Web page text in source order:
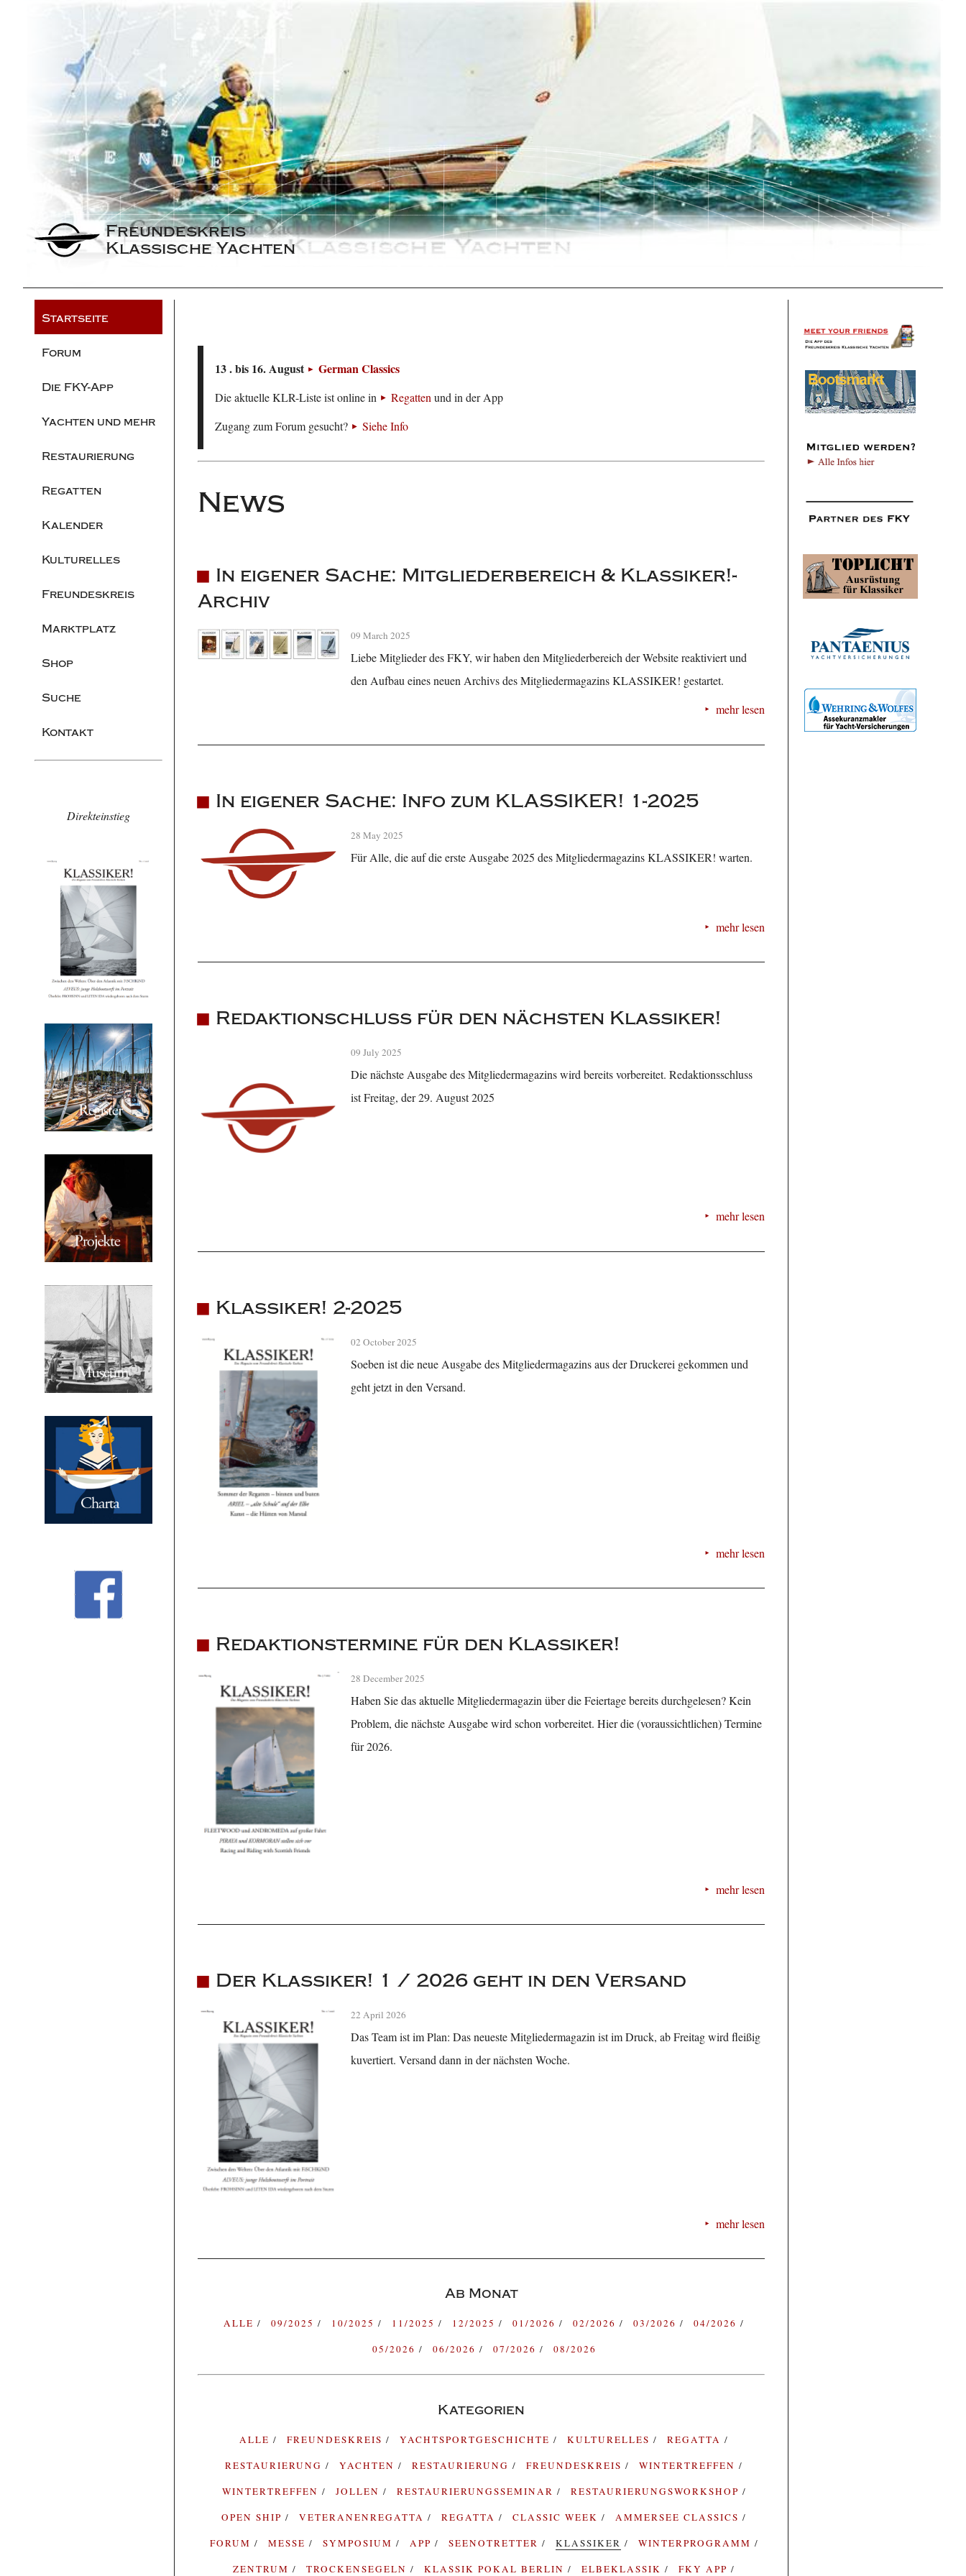
Freundeskreis
Klassische Yachten
Startseite
Forum
Die FKY-App
Yachten und mehr
Restaurierung
Regatten
Kalender
Kulturelles
Freundeskreis
Marktplatz
Shop
Suche
Kontakt
Direkteinstieg
13 . bis 16. August German Classics
Die aktuelle KLR-Liste ist online in Regattenund in der App
Zugang zum Forum gesucht?
Siehe Info
News
In eigener Sache: Mitgliederbereich & Klassiker!-
Archiv
09 March 2025
Liebe Mitglieder des FKY, wir haben den Mitgliederbereich der Website reaktiviert und
den Aufbau eines neuen Archivs des Mitgliedermagazins KLASSIKER! gestartet.
mehr lesen
In eigener Sache: Info zum KLASSIKER! 1-2025
28 May 2025
Für Alle, die auf die erste Ausgabe 2025 des Mitgliedermagazins KLASSIKER! warten.
mehr lesen
Redaktionschluss für den nächsten Klassiker!
09 July 2025
Die nächste Ausgabe des Mitgliedermagazins wird bereits vorbereitet. Redaktionsschluss
ist Freitag, der 29. August 2025
mehr lesen
Klassiker! 2-2025
02 October 2025
Soeben ist die neue Ausgabe des Mitgliedermagazins aus der Druckerei gekommen und
geht jetzt in den Versand.
mehr lesen
Redaktionstermine für den Klassiker!
28 December 2025
Haben Sie das aktuelle Mitgliedermagazin über die Feiertage bereits durchgelesen? Kein
Problem, die nächste Ausgabe wird schon vorbereitet. Hier die (voraussichtlichen) Termine
für 2026.
mehr lesen
Der Klassiker! 1 / 2026 geht in den Versand
22 April 2026
Das Team ist im Plan: Das neueste Mitgliedermagazin ist im Druck, ab Freitag wird fleißig
kuvertiert. Versand dann in der nächsten Woche.
mehr lesen
Ab Monat
ALLE 09/2025 10/2025 11/2025 12/2025 01/2026 02/2026 03/2026
04/2026
05/2026
06/2026 07/2026 08/2026
Kategorien
ALLE FREUNDESKREIS YACHTSPORTGESCHICHTE KULTURELLES
REGATTA
RESTAURIERUNG
YACHTEN RESTAURIERUNG FREUNDESKREIS
WINTERTREFFEN
WINTERTREFFEN
JOLLEN RESTAURIERUNGSSEMINAR
RESTAURIERUNGSWORKSHOP
OPEN SHIP
VETERANENREGATTA REGATTA CLASSIC WEEK
AMMERSEE CLASSICS
FORUM
MESSE SYMPOSIUM APP SEENOTRETTER KLASSIKER
WINTERPROGRAMM
ZENTRUM
TROCKENSEGELN KLASSIK POKAL BERLIN ELBEKLASSIK FKY APP